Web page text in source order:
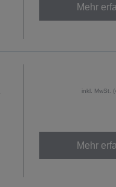
Mehr
inkl. MwSt.
Mehr